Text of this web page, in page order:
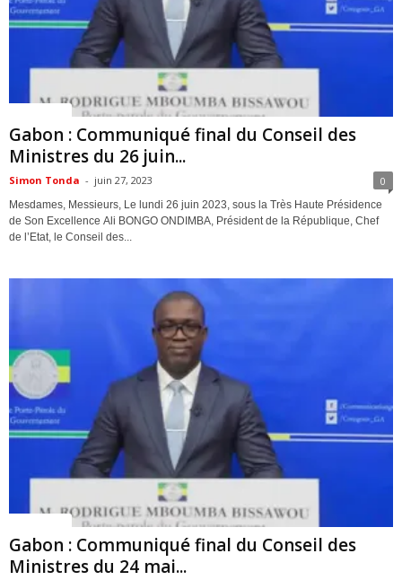
Gabon : Communiqué final du Conseil des
Ministres du 26 juin...
Simon Tonda - juin 27, 2023 0
Mesdames, Messieurs, Le lundi 26 juin 2023, sous la Très Haute Présidence
de Son Excellence Ali BONGO ONDIMBA, Président de la République, Chef
de l’Etat, le Conseil des...
Gabon : Communiqué final du Conseil des
Ministres du 24 mai...